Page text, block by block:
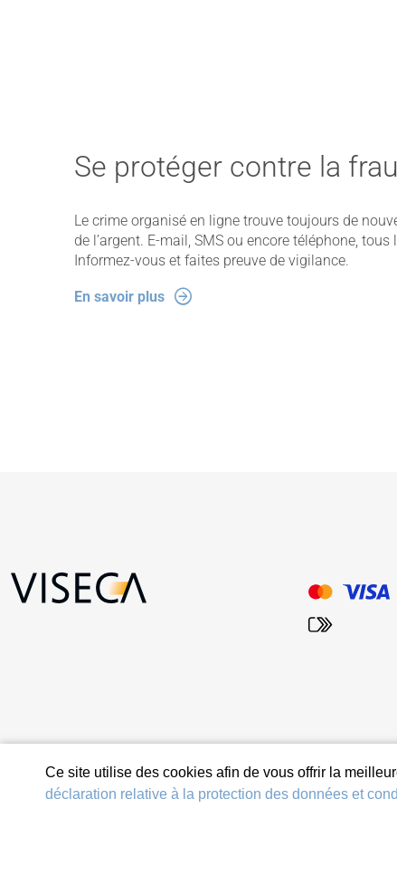
Ce site utilise des cookies afin de vous offrir la
déclaration relative à la protection des données et
Se protéger contre la
Le crime organisé en ligne trouve toujours de
de l’argent. E-mail, SMS ou encore téléphone,
Informez-vous et faites preuve de vigilance.
En savoir plus